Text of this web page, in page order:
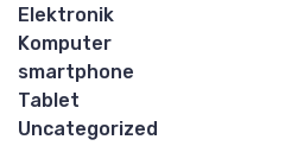
Elektronik
Komputer
smartphone
Tablet
Uncategorized